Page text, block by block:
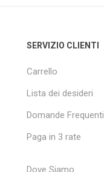
SERVIZIO CLIENTI
Carrello
Lista dei desideri
Domande Frequenti
Paga in 3 rate
Dove Siamo